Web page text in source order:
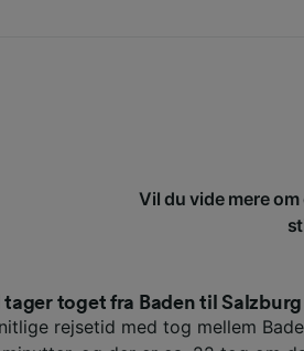
Vil du vide mere
tager toget fra Baden til
rejsetid med tog mellem